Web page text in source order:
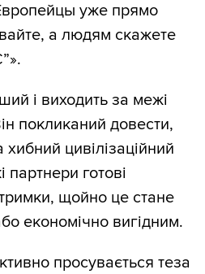
уже прямо
а людям скажете
і виходить за межі
покликаний довести,
цивілізаційний
партнери готові
щойно це стане
економічно вигідним.
просувається теза